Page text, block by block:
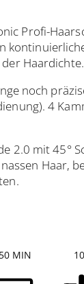
Profi-
Haardichte.
noch
4
2.0 mit 45°
Haar,
MIN